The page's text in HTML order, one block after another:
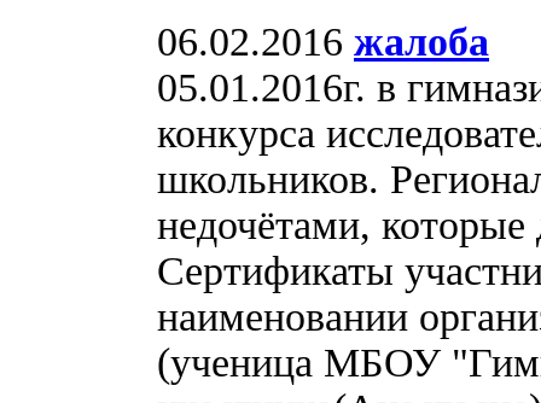
06.02.2016 жалоба
05.01.2016г. в
конкурса
школьников.
недочётами, которые
Сертификаты
наименовании
(ученица МБОУ